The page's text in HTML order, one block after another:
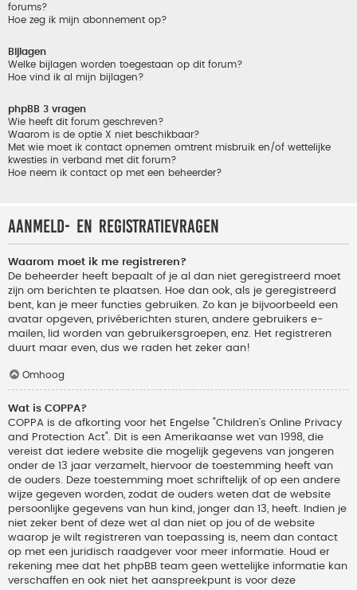
forums?
Hoe zeg ik mijn abonnement op?
Bijlagen
Welke bijlagen worden toegestaan op dit forum?
Hoe vind ik al mijn bijlagen?
phpBB 3 vragen
Wie heeft dit forum geschreven?
Waarom is de optie X niet beschikbaar?
Met wie moet ik contact opnemen omtrent misbruik en/of wettelijke
kwesties in verband met dit forum?
Hoe neem ik contact op met een beheerder?
Aanmeld- en registratievragen
Waarom moet ik me registreren?
De beheerder heeft bepaalt of je al dan niet geregistreerd moet
zijn om berichten te plaatsen. Hoe dan ook, als je geregistreerd
bent, kan je meer functies gebruiken. Zo kan je bijvoorbeeld een
avatar opgeven, privéberichten sturen, andere gebruikers e-
mailen, lid worden van gebruikersgroepen, enz. Het registreren
duurt maar even, dus we raden het zeker aan!
Omhoog
Wat is COPPA?
COPPA is de afkorting voor het Engelse "Children’s Online Privacy
and Protection Act". Dit is een Amerikaanse wet van 1998, die
vereist dat iedere website die mogelijk gegevens van jongeren
onder de 13 jaar verzamelt, hiervoor de toestemming heeft van
de ouders. Deze toestemming moet schriftelijk of op een andere
wijze gegeven worden, zodat de ouders weten dat de website
persoonlijke gegevens van hun kind, jonger dan 13, heeft. Indien je
niet zeker bent of deze wet al dan niet op jou of de website
waarop je wilt registreren van toepassing is, neem dan contact
op met een juridisch raadgever voor meer informatie. Houd er
rekening mee dat het phpBB team geen wettelijke informatie kan
verschaffen en ook niet het aanspreekpunt is voor deze